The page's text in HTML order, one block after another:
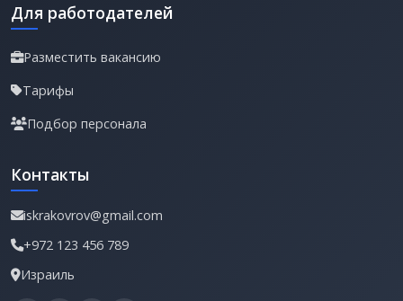
Для работодателей
Разместить вакансию
Тарифы
Подбор персонала
Контакты
iskrakovrov@gmail.com
+972 123 456 789
Израиль